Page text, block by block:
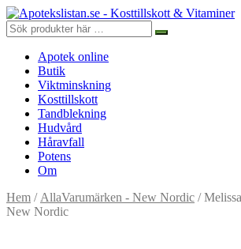
Apotek online
Butik
Viktminskning
Kosttillskott
Tandblekning
Hudvård
Håravfall
Potens
Om
Hem / AllaVarumärken - New Nordic /
New Nordic